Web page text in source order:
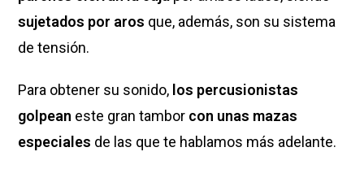
sujetados por aros que, además, son su sistema
de tensión.
Para obtener su sonido, los percusionistas
golpean este gran tambor con unas mazas
especiales de las que te hablamos más adelante.